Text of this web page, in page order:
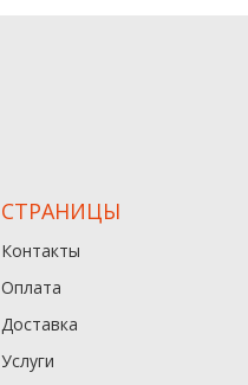
СТРАНИЦЫ
Контакты
Оплата
Доставка
Услуги